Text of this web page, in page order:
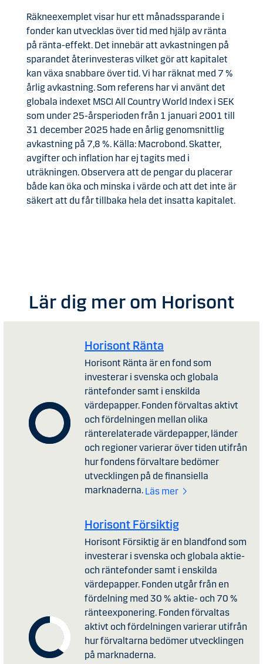
Räkneexemplet visar hur ett månadssparande i
fonder kan utvecklas över tid med hjälp av ränta
på ränta-effekt. Det innebär att avkastningen på
sparandet återinvesteras vilket gör att kapitalet
kan växa snabbare över tid. Vi har räknat med 7 %
årlig avkastning. Som referens har vi använt det
globala indexet MSCI All Country World Index i SEK
som under 25-årsperioden från 1 januari 2001 till
31 december 2025 hade en årlig genomsnittlig
avkastning på 7,8 %. Källa: Macrobond. Skatter,
avgifter och inflation har ej tagits med i
uträkningen. Observera att de pengar du placerar
både kan öka och minska i värde och att det inte är
säkert att du får tillbaka hela det insatta kapitalet.
Lär dig mer om Horisont
Horisont Ränta
Horisont Ränta är en fond som
investerar i svenska och globala
räntefonder samt i enskilda
värdepapper. Fonden förvaltas aktivt
och fördelningen mellan olika
ränterelaterade värdepapper, länder
och regioner varierar över tiden utifrån
hur fondens förvaltare bedömer
utvecklingen på de finansiella
marknaderna. Läs mer
Horisont Försiktig
Horisont Försiktig är en blandfond som
investerar i svenska och globala aktie-
och räntefonder samt i enskilda
värdepapper. Fonden utgår från en
fördelning med 30 % aktie- och 70 %
ränteexponering. Fonden förvaltas
aktivt och fördelningen varierar utifrån
hur förvaltarna bedömer utvecklingen
på marknaderna.